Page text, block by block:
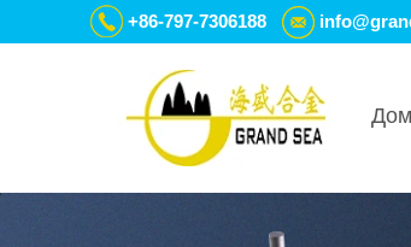
+86-797-7306188